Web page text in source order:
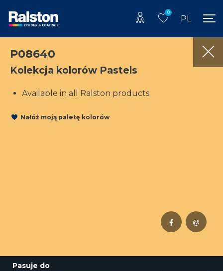
0
PL
P08640
Kolekcja kolorów Pastels
Available in all Ralston products
Nałóż moją paletę kolorów
Pasuje do